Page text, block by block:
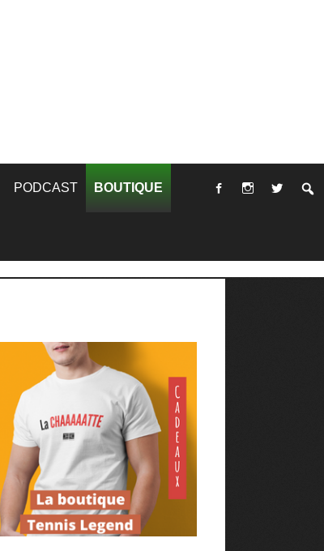
PODCAST BOUTIQUE